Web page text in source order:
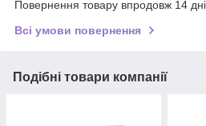
Повернення товару впродовж 14
Всі умови повернення
Подібні товари компанії